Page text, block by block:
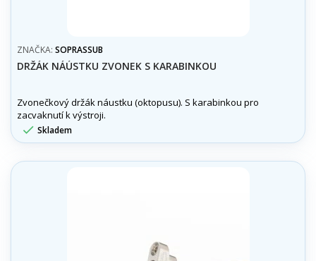
ZNAČKA: SOPRASSUB
DRŽÁK NÁÚSTKU ZVONEK S KARABINKOU
Zvonečkový držák náustku (oktopusu). S karabinkou pro
zacvaknutí k výstroji.
 Skladem